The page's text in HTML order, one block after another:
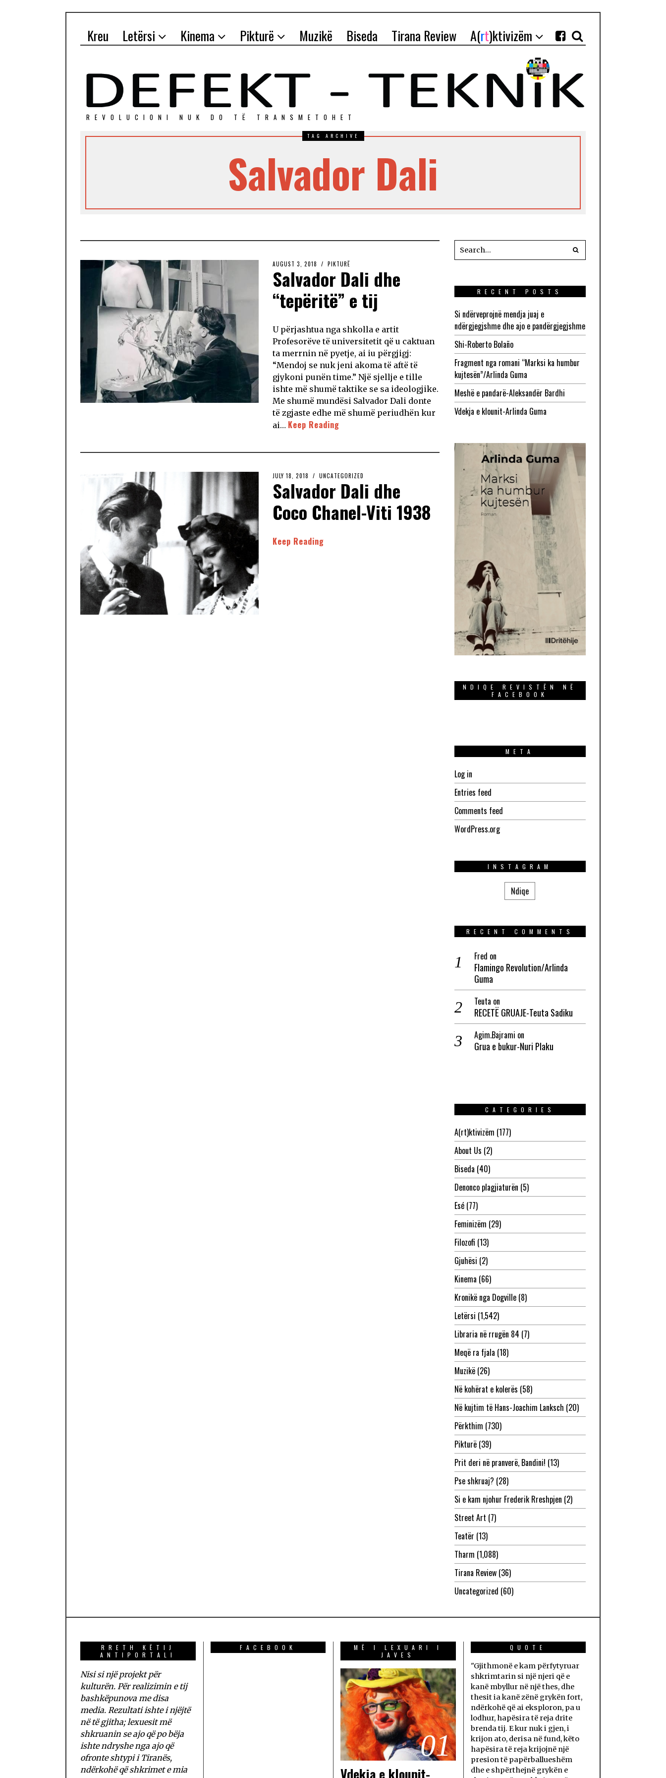
Kreu Letërsi Kinema Pikturë Muzikë Biseda Tirana Review A(rt)ktivizëm
REVOLUCIONI NUK DO TЁ TRANSMETOHET
TAG ARCHIVE
Salvador Dali
AUGUST 3, 2018 PIKTURË
Salvador Dali dhe
“tepëritë” e tij
U përjashtua nga shkolla e artit
Profesorëve të universitetit që u caktuan
ta merrnin në pyetje, ai iu përgjigj:
“Mendoj se nuk jeni akoma të aftë të
gjykoni punën time.” Një sjellje e tille
ishte më shumë taktike se sa ideologjike.
Me shumë mundësi Salvador Dali donte
të zgjaste edhe më shumë periudhën kur
ai… Keep Reading
JULY 18, 2018 UNCATEGORIZED
Salvador Dali dhe
Coco Chanel-Viti 1938
Keep Reading
RECENT POSTS
Si ndërveprojnë mendja juaj e
ndërgjegjshme dhe ajo e pandërgjegjshme
Shi-Roberto Bolaño
Fragment nga romani “Marksi ka humbur
kujtesën”/Arlinda Guma
Meshë e pandarë-Aleksandër Bardhi
Vdekja e klounit-Arlinda Guma
NDIQE REVISTËN NË
FACEBOOK
META
Log in
Entries feed
Comments feed
WordPress.org
INSTAGRAM
Ndiqe
RECENT COMMENTS
Fred on
Flamingo Revolution/Arlinda
Guma
Teuta on
RECETË GRUAJE-Teuta Sadiku
Agim.Bajrami on
Grua e bukur-Nuri Plaku
CATEGORIES
A(rt)ktivizëm (177)
About Us (2)
Biseda (40)
Denonco plagjiaturën (5)
Esé(77)
Feminizëm (29)
Filozofi (13)
Gjuhësi (2)
Kinema (66)
Kronikë nga Dogville(8)
Letërsi (1,542)
Libraria në rrugën 84 (7)
Meqë ra fjala (18)
Muzikë(26)
Në kohërat e kolerës (58)
Në kujtim të Hans-Joachim Lanksch (20)
Përkthim (730)
Pikturë(39)
Prit deri në pranverë, Bandini! (13)
Pse shkruaj? (28)
Si e kam njohur Frederik Rreshpjen (2)
Street Art (7)
Teatër (13)
Tharm (1,088)
Tirana Review(36)
Uncategorized (60)
RRETH KËTIJ
ANTIPORTALI
Nisi si një projekt për
kulturën. Për realizimin e tij
bashkëpunova me disa
media. Rezultati ishte i njëjtë
në të gjitha; lexuesit më
shkruanin se ajo që po bëja
ishte ndryshe nga ajo që
ofronte shtypi i Tiranës,
ndërkohë që shkrimet e mia
FACEBOOK
MË I LEXUARI I
JAVES
01
Vdekja e klounit-
QUOTE
"Gjithmonë e kam përfytyruar
shkrimtarin si një njeri që e
kanë mbyllur në një thes, dhe
thesit ia kanë zënë grykën fort,
ndërkohë që ai eksploron, pa u
lodhur, hapësira të reja drite
brenda tij. E kur nuk i gjen, i
krijon ato, derisa në fund, këto
hapësira të reja krijojnë një
presion të papërballueshëm
dhe e shpërthejnë grykën e